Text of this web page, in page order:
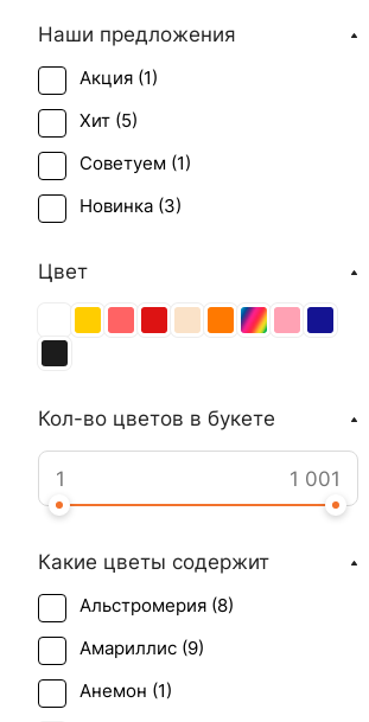
Наши предложения
Акция (1)
Хит (5)
Советуем (1)
Новинка (3)
Цвет
Кол-во цветов в букете
Какие цветы содержит
Альстромерия (8)
Амариллис (9)
Анемон (1)